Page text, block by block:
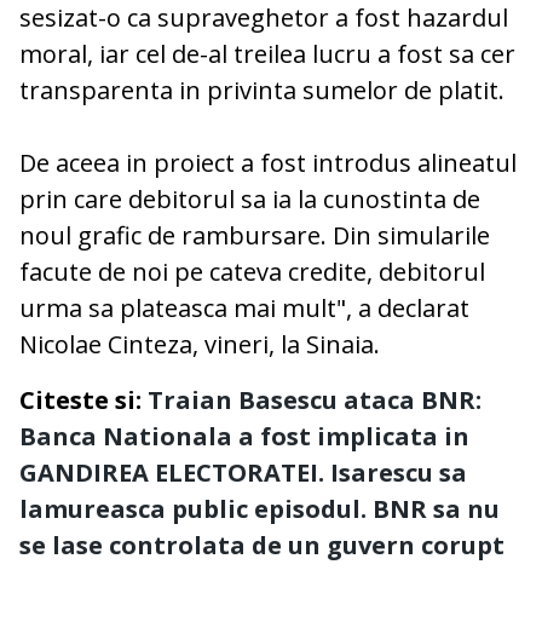
sesizat-o ca supraveghetor a fost hazardul
moral, iar cel de-al treilea lucru a fost sa cer
transparenta in privinta sumelor de platit.
De aceea in proiect a fost introdus alineatul
prin care debitorul sa ia la cunostinta de
noul grafic de rambursare. Din simularile
facute de noi pe cateva credite, debitorul
urma sa plateasca mai mult", a declarat
Nicolae Cinteza, vineri, la Sinaia.
Citeste si: Traian Basescu ataca BNR:
Banca Nationala a fost implicata in
GANDIREA ELECTORATEI. Isarescu sa
lamureasca public episodul. BNR sa nu
se lase controlata de un guvern corupt